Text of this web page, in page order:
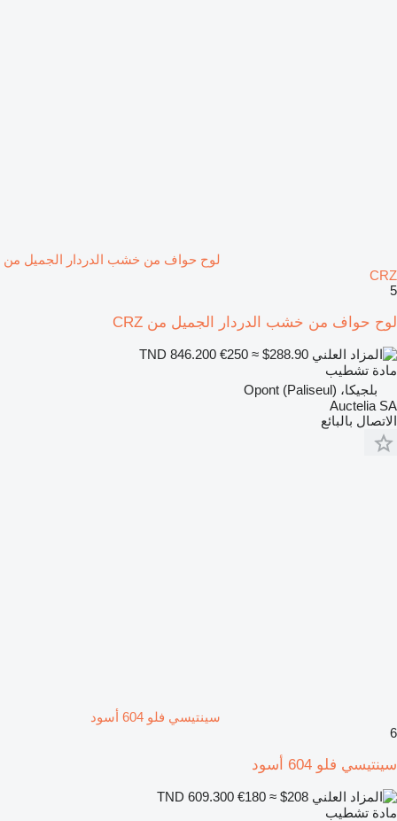
لوح حواف من خشب الدردار الجميل من
CRZ
5
لوح حواف من خشب الدردار الجميل من CRZ
€250 ≈ $288.90
مادة تشطيب
بلجيكا، Opont (Paliseul)
Auctelia SA
الاتصال بالبائع
سينتيسي فلو 604 أسود
6
سينتيسي فلو 604 أسود
€180 ≈ $208
مادة تشطيب